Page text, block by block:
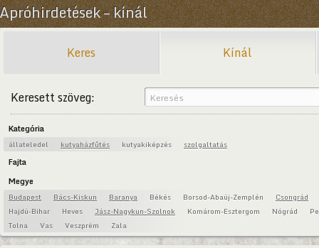
Apróhirdetések – kínál
Keres Kínál
Keresett szöveg:
Kategória
állateledel kutyaházfűtés kutyakiképzés szolgaltatás
Fajta
Megye
Budapest Bács-Kiskun Baranya Békés Borsod-Abaúj-Zemplén
Csongrád
Hajdú-Bihar
Heves Jász-Nagykun-Szolnok Komárom-Esztergom Nógrád
Tolna
Vas Veszprém Zala